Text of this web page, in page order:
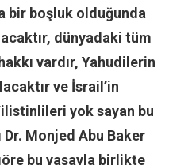
bir boşluk olduğunda
dünyadaki tüm
vardır, Yahudilerin
ve İsrail’in
yok sayan bu
Dr. Monjed Abu Baker
bu yasayla birlikte